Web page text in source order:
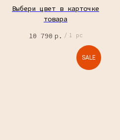
Выбери цвет в карточке
товара
10 790 р. / 1 pc
SALE